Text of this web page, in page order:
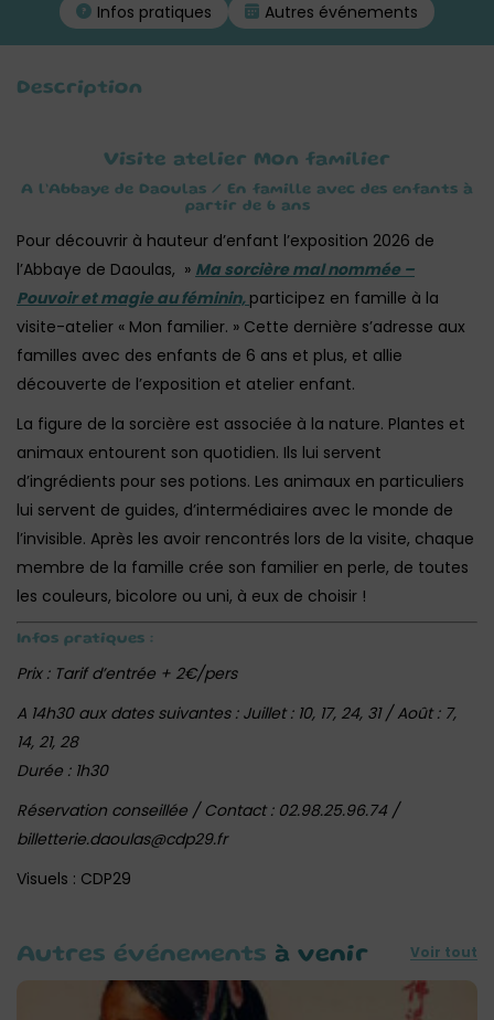
Infos pratiques Autres événements
Description
Visite atelier Mon familier
A l’Abbaye de Daoulas / En famille avec des enfants à
partir de 6 ans
Pour découvrir à hauteur d’enfant l’exposition 2026 de
l’Abbaye de Daoulas, » Ma sorcière mal nommée –
Pouvoir et magie au féminin, participez en famille à la
visite-atelier « Mon familier. » Cette dernière s’adresse aux
familles avec des enfants de 6 ans et plus, et allie
découverte de l’exposition et atelier enfant.
La figure de la sorcière est associée à la nature. Plantes et
animaux entourent son quotidien. Ils lui servent
d’ingrédients pour ses potions. Les animaux en particuliers
lui servent de guides, d’intermédiaires avec le monde de
l’invisible. Après les avoir rencontrés lors de la visite, chaque
membre de la famille crée son familier en perle, de toutes
les couleurs, bicolore ou uni, à eux de choisir !
Infos pratiques :
Prix : Tarif d’entrée + 2€/pers‎
A 14h30 aux dates suivantes : Juillet : 10, 17, 24, 31 / Août : 7,
14, 21, 28
Durée : 1h30
Réservation conseillée / Contact : 02.98.25.96.74 /
billetterie.daoulas@cdp29.fr‎
Visuels : CDP29
Autres événements à venir Voir tout